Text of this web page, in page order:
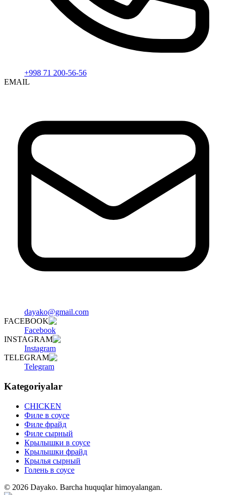
+998 71 200-56-56
EMAIL
dayako@gmail.com
FACEBOOK
Facebook
INSTAGRAM
Instagram
TELEGRAM
Telegram
Kategoriyalar
CHICKEN
Филе в соусе
Филе фрайд
Филе сырный
Крылышки в соусе
Крылышки фрайд
Крылья сырный
Голень в соусе
© 2026 Dayako. Barcha huquqlar himoyalangan.